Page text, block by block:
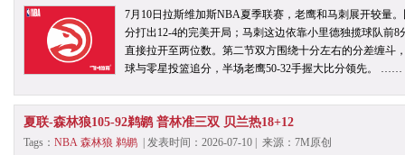
7月10日拉斯维加斯NBA夏季联赛，老鹰和马刺展开较量
分打出12-4的完美开局；马刺这边依靠小里德独揽球队前
直接拉开至两位数。第二节双方围绕十分左右的分差缠斗
球与零星投篮追分，半场老鹰50-32手握大比分领先。 ……
夏联-森林狼105-92鹈鹕 普林准三双 贝兰热18+12
Tags： NBA 森林狼 鹈鹕 | 发表时间：2026-07-10 | 来源：7M原创